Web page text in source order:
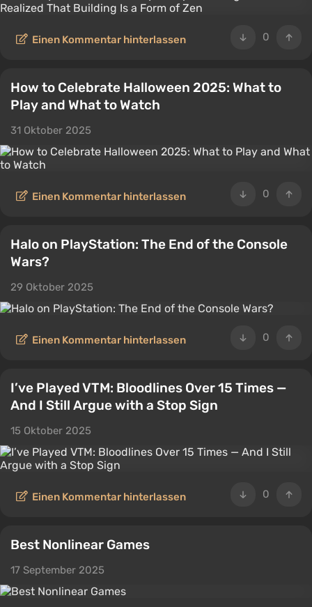
0
Einen Kommentar hinterlassen
How to Celebrate Halloween 2025: What to
Play and What to Watch
31 Oktober 2025
0
Einen Kommentar hinterlassen
Halo on PlayStation: The End of the Console
Wars?
29 Oktober 2025
0
Einen Kommentar hinterlassen
I’ve Played VTM: Bloodlines Over 15 Times —
And I Still Argue with a Stop Sign
15 Oktober 2025
0
Einen Kommentar hinterlassen
Best Nonlinear Games
17 September 2025